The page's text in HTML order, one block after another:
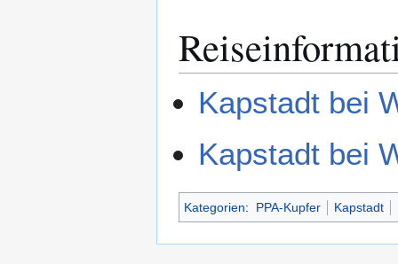
Kapstadt bei
Kapstadt bei
Kategorien: PPA-Kupfer Kapstadt